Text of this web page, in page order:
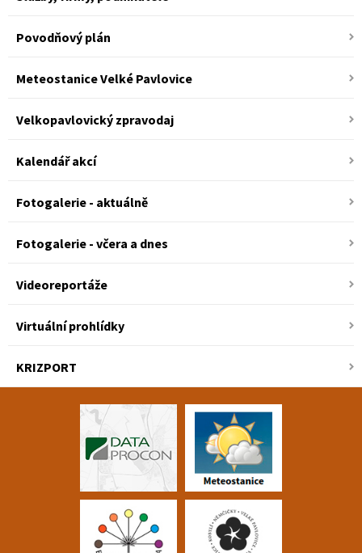
Povodňový plán
Meteostanice Velké Pavlovice
Velkopavlovický zpravodaj
Kalendář akcí
Fotogalerie - aktuálně
Fotogalerie - včera a dnes
Videoreportáže
Virtuální prohlídky
KRIZPORT